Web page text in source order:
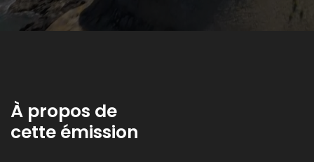
À propos de
cette émission